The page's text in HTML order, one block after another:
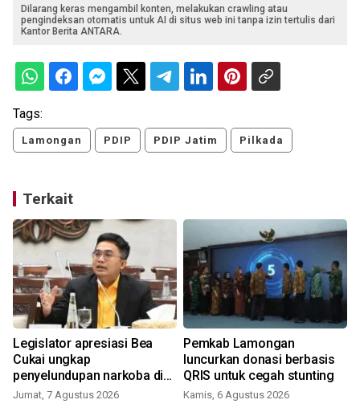
Dilarang keras mengambil konten, melakukan crawling atau
pengindeksan otomatis untuk AI di situs web ini tanpa izin tertulis dari
Kantor Berita ANTARA.
Tags:
Lamongan PDIP PDIP Jatim Pilkada
Terkait
Legislator apresiasi Bea
Cukai ungkap
penyelundupan narkoba di
Soetta
Jumat, 7 Agustus 2026
Pemkab Lamongan
luncurkan donasi berbasis
QRIS untuk cegah stunting
Kamis, 6 Agustus 2026